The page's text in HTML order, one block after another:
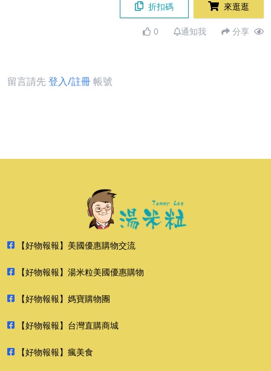
折扣碼 來逛逛
0 通知我 分享
留言請先登入/註冊帳號
【好物報報】美國優惠購物交流
【好物報報】湯米粒美國優惠購物
【好物報報】媽寶購物團
【好物報報】台灣直購商城
【好物報報】瘋美食